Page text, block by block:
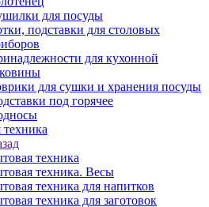
для посуды
подставки для столовых
для кухонной
для сушки и хранения посуды
под горячее
техника
техника. Весы
техника для напитков
техника для заготовок